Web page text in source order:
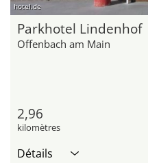
hotel.de
Parkhotel Lindenhof
Offenbach am Main
2,96
kilomètres
Détails